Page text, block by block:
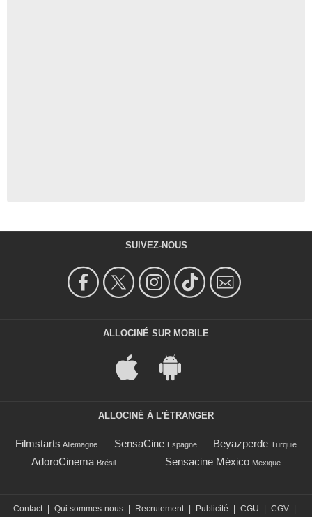
SUIVEZ-NOUS
ALLOCINÉ SUR MOBILE
ALLOCINÉ À L'ÉTRANGER
Filmstarts Allemagne SensaCine Espagne Beyazperde Turquie
AdoroCinema Brésil Sensacine México Mexique
Contact Qui sommes-nous Recrutement Publicité CGU CGV